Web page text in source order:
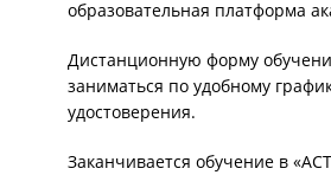
образовательная платформа
Дистанционную форму
заниматься по удобному
удостоверения.
Заканчивается обучение в